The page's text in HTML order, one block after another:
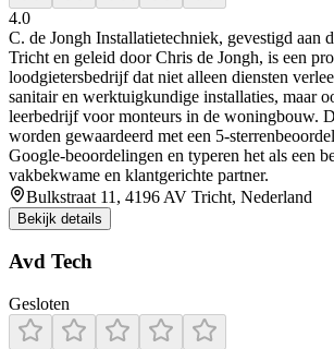
4.0
C. de Jongh Installatietechniek, gevestigd aan
Tricht en geleid door Chris de Jongh, is een
loodgietersbedrijf dat niet alleen diensten
sanitair en werktuigkundige installaties, maar
leerbedrijf voor monteurs in de woningbouw.
worden gewaardeerd met een 5-
Google-beoordelingen en typeren het als een
vakbekwame en klantgerichte partner.
Bulkstraat 11, 4196 AV Tricht, Nederland
Bekijk details
Avd Tech
Gesloten